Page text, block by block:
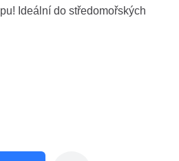
Ideální do středomořských